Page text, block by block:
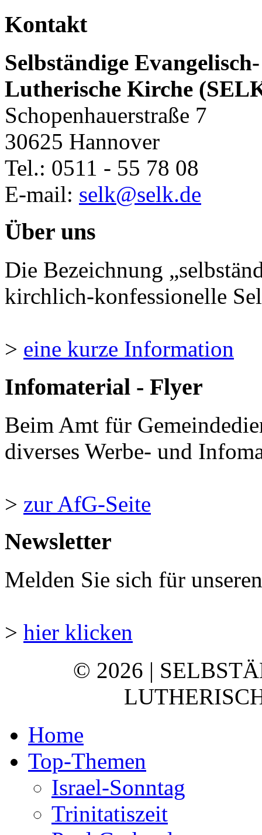
Kontakt
Selbständige Evangelisch-
Lutherische Kirche
Schopenhauerstraße 7
30625 Hannover
Tel.: 0511 - 55 78 08
E-mail: selk@selk.de
Über uns
Die Bezeichnung
kirchlich-konfessionelle
> eine kurze Information
Infomaterial - Flyer
Beim Amt für
diverses Werbe- und
> zur AfG-Seite
Newsletter
Melden Sie sich für
> hier klicken
© 2026 |
Home
Top-Themen
Israel-Sonntag
Trinitatiszeit